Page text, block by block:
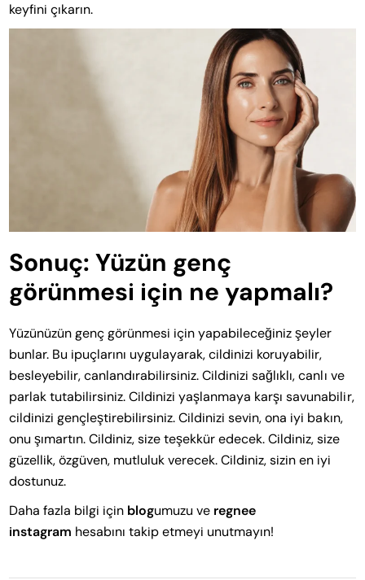
keyfini çıkarın.
Sonuç: Yüzün genç
görünmesi için ne yapmalı?
Yüzünüzün genç görünmesi için yapabileceğiniz şeyler
bunlar. Bu ipuçlarını uygulayarak, cildinizi koruyabilir,
besleyebilir, canlandırabilirsiniz. Cildinizi sağlıklı, canlı ve
parlak tutabilirsiniz. Cildinizi yaşlanmaya karşı savunabilir,
cildinizi gençleştirebilirsiniz. Cildinizi sevin, ona iyi bakın,
onu şımartın. Cildiniz, size teşekkür edecek. Cildiniz, size
güzellik, özgüven, mutluluk verecek. Cildiniz, sizin en iyi
dostunuz.
Daha fazla bilgi için blogumuzu ve regnee
instagram hesabını takip etmeyi unutmayın!